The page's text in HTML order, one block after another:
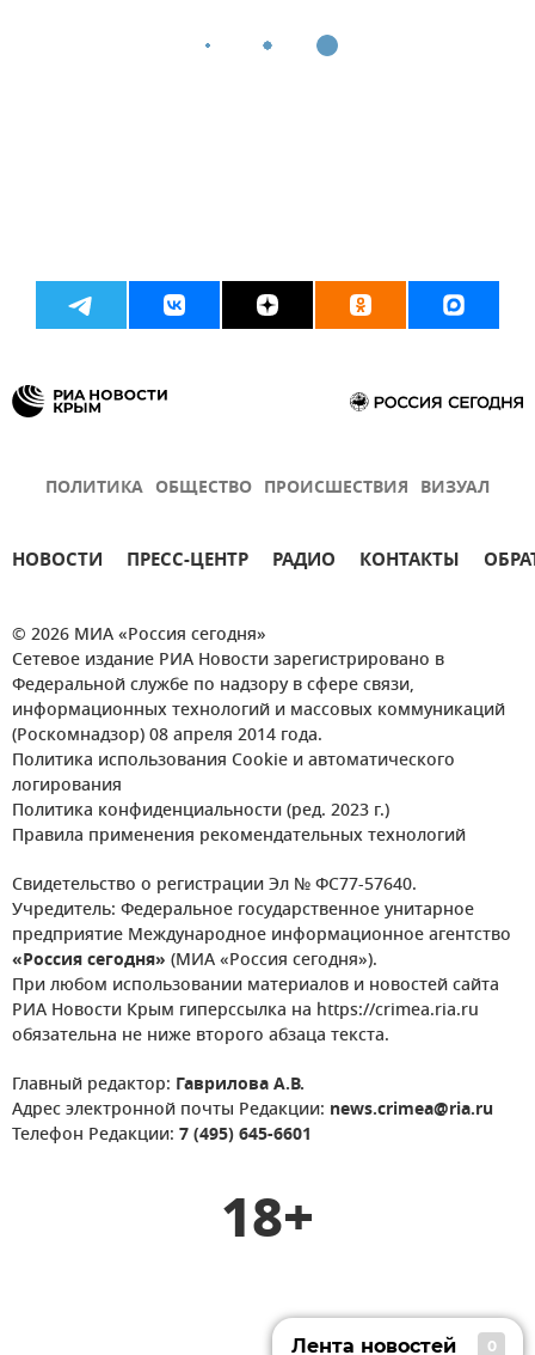
ПОЛИТИКА ОБЩЕСТВО ПРОИСШЕСТВИЯ ВИЗУАЛ
НОВОСТИ ПРЕСС-ЦЕНТР РАДИО КОНТАКТЫ
© 2026 МИА «Россия сегодня»
Сетевое издание РИА Новости зарегистрировано в
Федеральной службе по надзору в сфере связи,
информационных технологий и массовых коммуникаций
(Роскомнадзор) 08 апреля 2014 года.
Политика использования Cookie и автоматического
логирования
Политика конфиденциальности (ред. 2023 г.)
Правила применения рекомендательных технологий
Свидетельство о регистрации Эл № ФС77-57640.
Учредитель: Федеральное государственное унитарное
предприятие Международное информационное агентство
«Россия сегодня» (МИА «Россия сегодня»).
При любом использовании материалов и новостей сайта
РИА Новости Крым гиперссылка на https://crimea.ria.ru
обязательна не ниже второго абзаца текста.
Главный редактор: Гаврилова А.В.
Адрес электронной почты Редакции: news.crimea@ria.ru
Телефон Редакции: 7 (495) 645-6601
18+
Лента новостей 0